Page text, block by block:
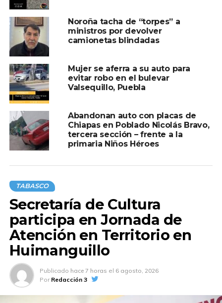
Compartir en:
TEMAS RELACIONADOS: AUTO CAMIONETA
FORD
JOVENES
TALLER MECANICO
A CONTINUACIÓN
Intervención de Javier May Rodríguez,
Gobernador del Estado de Tabasco, en rueda
de prensa.
Noroña tacha de “torpes” a
ministros por devolver
camionetas blindadas
Mujer se aferra a su auto para
evitar robo en el bulevar
Valsequillo, Puebla
Abandonan auto con placas de
Chiapas en Poblado Nicolás Bravo,
tercera sección – frente a la
primaria Niños Héroes
TABASCO
Secretaría de Cultura
participa en Jornada de
Atención en Territorio en
Huimanguillo
Publicado hace 7 horas el 6 agosto, 2026
Por Redacción 3